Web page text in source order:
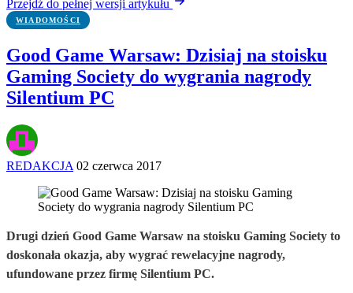
Przejdź do pełnej wersji artykułu
WIADOMOŚCI
Good Game Warsaw: Dzisiaj na stoisku
Gaming Society do wygrania nagrody
Silentium PC
REDAKCJA 02 czerwca 2017
Drugi dzień Good Game Warsaw na stoisku Gaming Society to
doskonała okazja, aby wygrać rewelacyjne nagrody,
ufundowane przez firmę Silentium PC.